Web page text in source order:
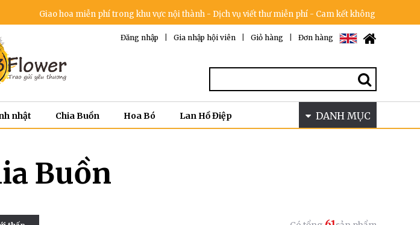
hoa miễn phí trong khu vực nội thành - Dịch vụ viết thư miễn phí - Cam kết không tăng giá trong dịp lễ
Đơn hàng
Giỏ hàng
Gia nhập hội viên
Đăng nhập
nhật Chia Buồn Hoa Bó Lan Hồ Điệp DANH MỤC
Buồn